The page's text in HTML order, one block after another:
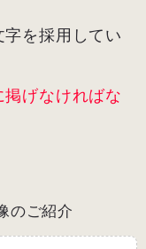
を採用してい
げなければな
のご紹介